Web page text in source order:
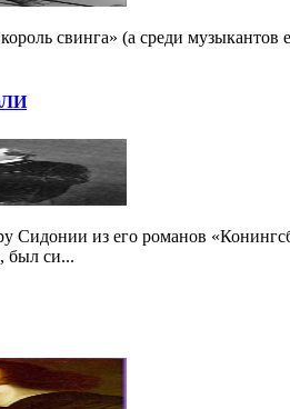
свинга» (а среди
Сидонии из его романов
был си...